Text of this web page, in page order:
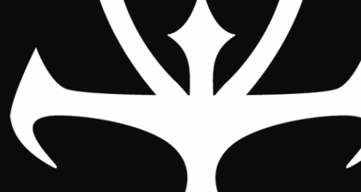
Aqui você pode encontrar a lista completa
dos torneios que fazem parte da liga, com
detalhes sobre datas, locais e resultados.
Cada torneio é uma oportunidade para
somar pontos e melhorar na classificação
geral. Consulte o calendário para planejar
sua participação e não perca a
oportunidade de competir nos eventos
mais destacados da temporada.